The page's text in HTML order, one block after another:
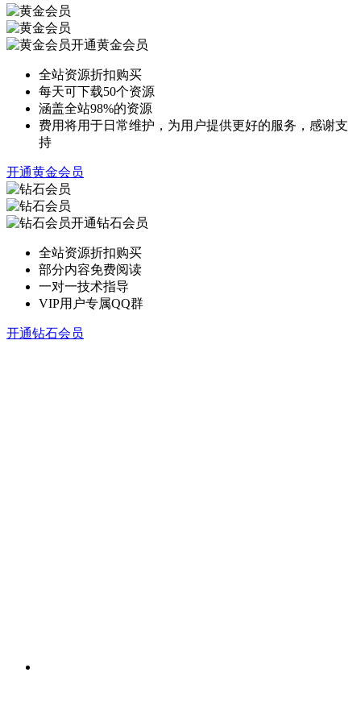
开通黄金会员
全站资源折扣购买
每天可下载50个资源
涵盖全站98%的资源
费用将用于日常维护，为用户提供更好的服务，感谢支
持
开通黄金会员
开通钻石会员
全站资源折扣购买
部分内容免费阅读
一对一技术指导
VIP用户专属QQ群
开通钻石会员